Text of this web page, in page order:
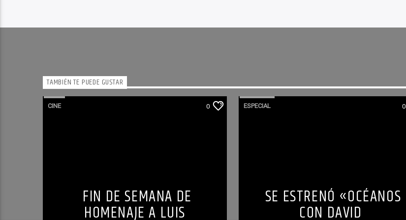
TAMBIÉN TE PUEDE GUSTAR
CINE 0
FIN DE SEMANA DE
HOMENAJE A LUIS
ESPECIAL 0
SE ESTRENÓ «OCÉANOS
CON DAVID